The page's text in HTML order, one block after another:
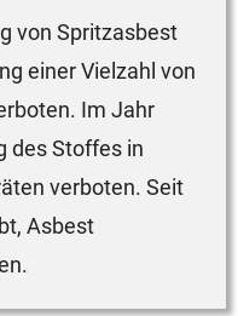
von Spritzasbest
einer Vielzahl von
Im Jahr
des Stoffes in
verboten. Seit
Asbest